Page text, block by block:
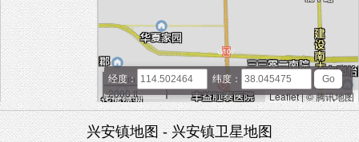
500 m
2000 ft
Leaflet|© 腾讯地图
经度： 纬度：
兴安镇地图 - 兴安镇卫星地图